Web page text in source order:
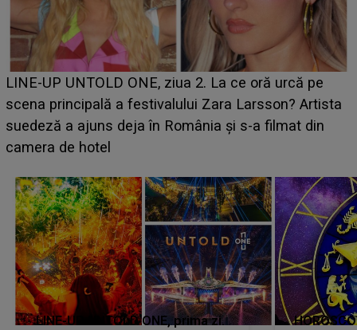
Ce a dezvăluit noua concurentă din "Casa Iubirii" l-a
luat prin surprindere pe Emanuel. CINE ESTE
BĂIATUL VIZAT de Alexandra?! Aflându-se în fața
faptului împlinit, A RECUNOSCUT IMEDIAT: "Am
LINE-UP UNTOLD ONE, prima zi.